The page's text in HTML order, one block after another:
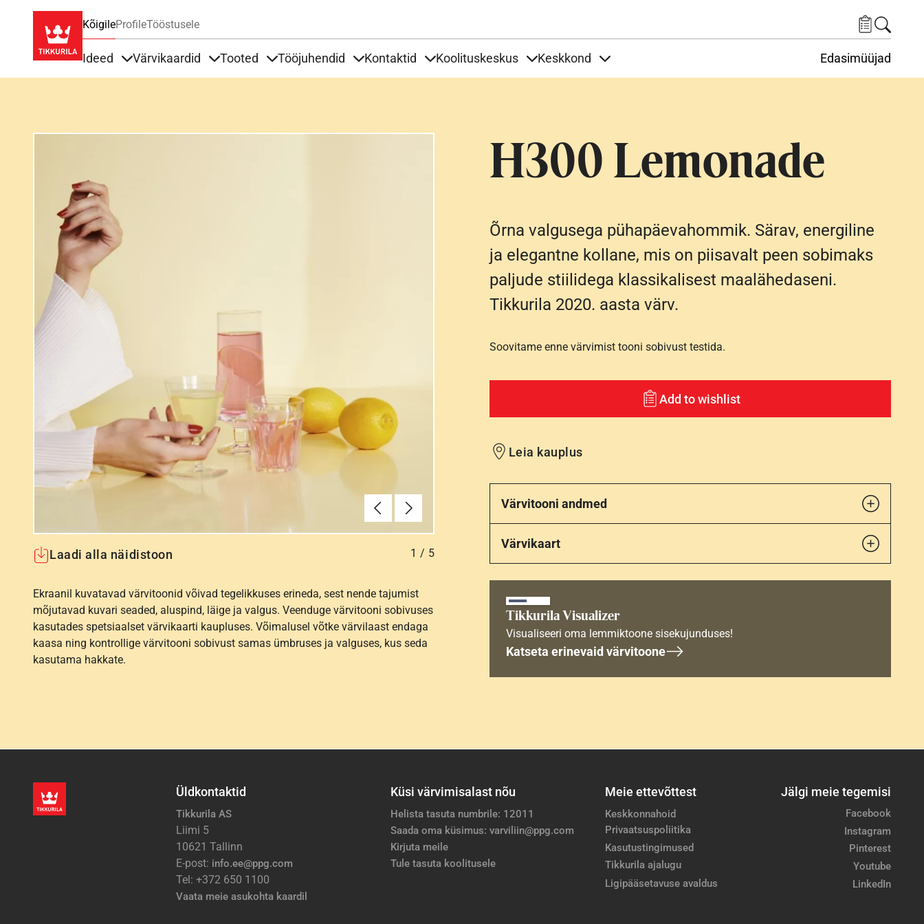
KõigileProfileTööstusele
Ideed Värvikaardid Tooted Tööjuhendid Kontaktid Koolituskeskus Keskkond Edasimüüjad
H300 Lemonade
EelmineJärgmine
Laadi alla näidistoon 1 / 5
Ekraanil kuvatavad värvitoonid võivad tegelikkuses erineda, sest nende tajumist
mõjutavad kuvari seaded, aluspind, läige ja valgus. Veenduge värvitooni sobivuses
kasutades spetsiaalset värvikaarti kaupluses. Võimalusel võtke värvilaast endaga
kaasa ning kontrollige värvitooni sobivust samas ümbruses ja valguses, kus seda
kasutama hakkate.
Õrna valgusega pühapäevahommik. Särav, energiline
ja elegantne kollane, mis on piisavalt peen sobimaks
paljude stiilidega klassikalisest maalähedaseni.
Tikkurila 2020. aasta värv.
Soovitame enne värvimist tooni sobivust testida.
Add to wishlist
Leia kauplus
Värvitooni andmed
Värvikaart
Tikkurila Visualizer
Visualiseeri oma lemmiktoone sisekujunduses!
Katseta erinevaid värvitoone
Üldkontaktid
Tikkurila AS
Liimi 5
10621 Tallinn
E-post: info.ee@ppg.com
Tel: +372 650 1100
Vaata meie asukohta kaardil
Küsi värvimisalast nõu
Helista tasuta numbrile: 12011
Saada oma küsimus: varviliin@ppg.com
Kirjuta meile
Tule tasuta koolitusele
Meie ettevõttest
Keskkonnahoid
Privaatsuspoliitika
Kasutustingimused
Tikkurila ajalugu
Ligipääsetavuse avaldus
Jälgi meie tegemisi
Facebook
Instagram
Pinterest
Youtube
LinkedIn